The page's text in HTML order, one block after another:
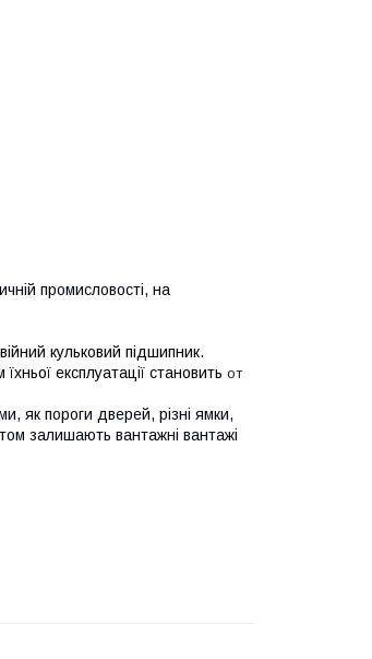
промисловості, на
кульковий підшипник.
експлуатації становить от
як пороги дверей, різні ямки,
залишають вантажні вантажі